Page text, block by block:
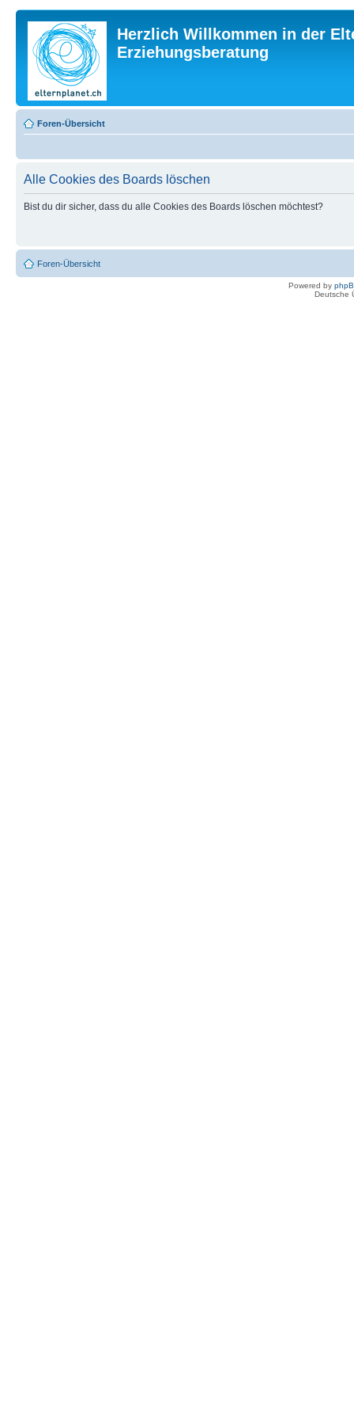
Herzlich Willkommen in der
Erziehungsberatung
Foren-Übersicht
Alle Cookies des Boards löschen
Bist du dir sicher, dass du alle Cookies des Boards löschen möchtest?
Foren-Übersicht
Powered by
Deutsche